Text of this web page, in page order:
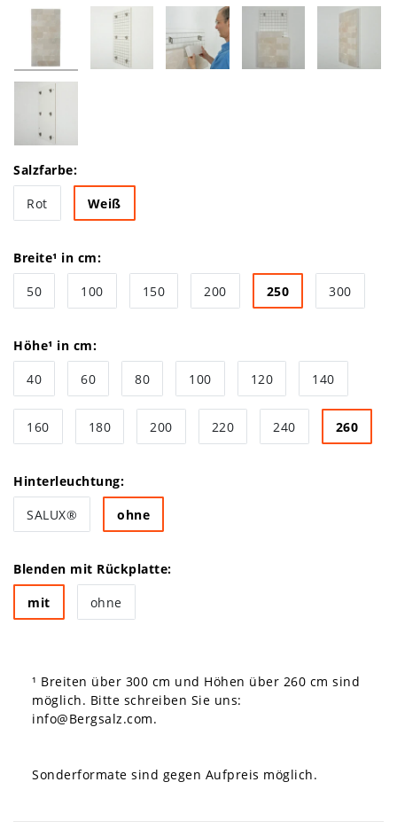
Salzfarbe:
Rot
Weiß
Breite¹ in cm:
50
100 150 200 250 300
Höhe¹ in cm:
40
60 80 100 120 140
160 180 200 220 240 260
Hinterleuchtung:
SALUX®
ohne
Blenden mit Rückplatte:
mit
ohne
¹ Breiten über 300 cm und Höhen über 260 cm sind
möglich. Bitte schreiben Sie uns:
info@Bergsalz.com.
Sonderformate sind gegen Aufpreis möglich.